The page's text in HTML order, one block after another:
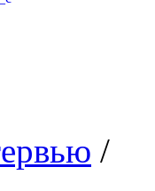
/